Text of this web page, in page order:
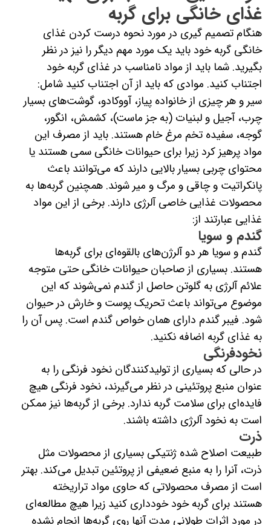
غذای خانگی برای گربه
هنگام تصمیم گیری در مورد نحوه درست کردن غذای
خانگی گربه خود باید یک مورد مهم دیگر را نیز در نظر
بگیرید. شما باید از مواد نامناسب در غذای گربه خود
اجتناب کنید. موادی که باید از آن اجتناب کنید شامل:
سیر و هر چیزی از خانواده پیاز، آووکادو، گوشت‌های بسیار
چرب، آجیل و لبنیات (به جز ماست)، کشمش، انگور،
گوجه، سفیده تخم مرغ خام هستند. باید از مصرف این
مواد پرهیز کرد زیرا برای حیوانات خانگی سمی هستند یا
محتوای چربی بسیار بالایی دارند که می‌توانند باعث
پانکراتیت و چاقی و مرگ و میر شوند. همچنین گربه‌ها به
محصولات غذایی خاصی آلرژی دارند. برخی از این مواد
غذایی عبارتند از:
گندم و سویا
گندم و سویا هر دو آلرژن‌های بالقوه‌ای برای گربه‌ها
هستند. بسیاری از صاحبان حیوانات خانگی حتی متوجه
علائم آلرژی به گلوتن حاصل از گندم نمی‌شوند که این
موضوع می‌تواند باعث تحریک پوست و خارش در حیوان
شود. فیبر گندم دارای همان خواص گندم است. پس آن را
به غذای گربه اضافه نکنید.
نخودفرنگی
در حالی که بسیاری از تولیدکنندگان نخود فرنگی را به
عنوان منبع پروتئینی در نظر می‌گیرند، نخود فرنگی هیچ
فایده‌ای برای سلامت گربه ندارد. برخی از گربه‌ها نیز ممکن
است به نخود آلرژی داشته باشند.
ذرت
طبیعت اصلاح شده ژنتیکی بسیاری از محصولات مثل
ذرت، آنرا را به منبع ضعیفی از پروتئین تبدیل می‌کند. بهتر
است از مصرف محصولاتی که حاوی مواد تراریخته
هستند برای گربه خود خودداری کنید زیرا هیچ مطالعه‌ای
در مورد اثرات طولانی مدت آنها روی گربه‌ها انجام نشده